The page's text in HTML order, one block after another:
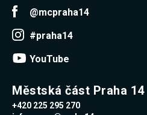
@mcpraha14
#praha14
YouTube
Městská část Praha 14
+420 225 295 270